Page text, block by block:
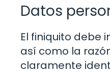
Datos
El finiquito debe
así como la
claramente